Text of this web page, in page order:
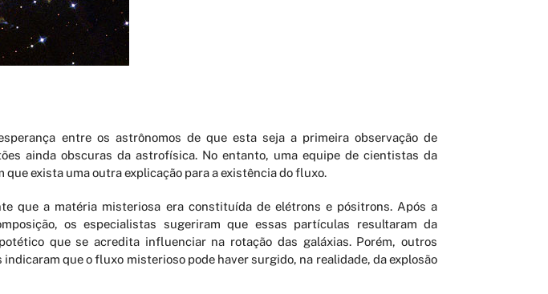
entre os astrônomos de que esta seja a primeira observação de
ainda obscuras da astrofísica. No entanto, uma equipe de cientistas da
exista uma outra explicação para a existência do fluxo.
que a matéria misteriosa era constituída de elétrons e pósitrons. Após a
os especialistas sugeriram que essas partículas resultaram da
que se acredita influenciar na rotação das galáxias. Porém, outros
que o fluxo misterioso pode haver surgido, na realidade, da explosão